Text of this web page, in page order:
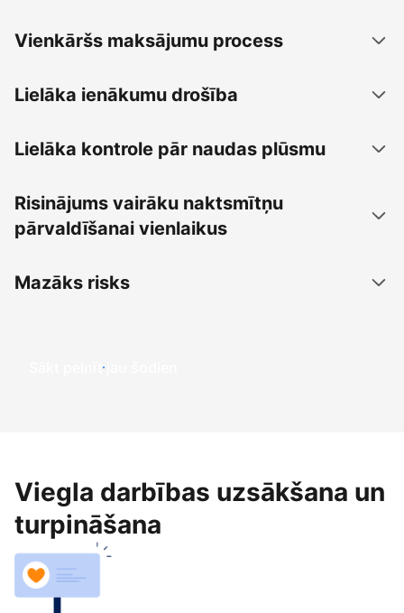
Vienkāršs maksājumu process
Lielāka ienākumu drošība
Lielāka kontrole pār naudas plūsmu
Risinājums vairāku naktsmītņu
pārvaldīšanai vienlaikus
Mazāks risks
Sākt pelnīt jau šodien
Viegla darbības uzsākšana un
turpināšana